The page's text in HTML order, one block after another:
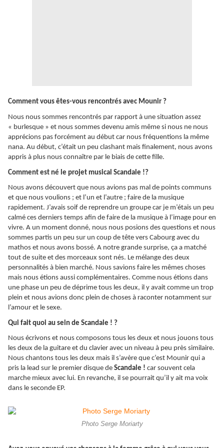
Comment vous êtes-vous rencontrés avec Mounir ?
Nous nous sommes rencontrés par rapport à une situation assez
« burlesque » et nous sommes devenu amis même si nous ne nous
apprécions pas forcément au début car nous fréquentions la même
nana. Au début, c’était un peu clashant mais finalement, nous avons
appris à plus nous connaître par le biais de cette fille.
Comment est né le projet musical Scandale !?
Nous avons découvert que nous avions pas mal de points communs
et que nous voulions ; et l’un et l’autre ; faire de la musique
rapidement. J’avais soif de reprendre un groupe car je m’étais un peu
calmé ces derniers temps afin de faire de la musique à l’image pour en
vivre. A un moment donné, nous nous posions des questions et nous
sommes partis un peu sur un coup de tête vers Cabourg avec du
mathos et nous avons bossé. A notre grande surprise, ça a matché
tout de suite et des morceaux sont nés. Le mélange des deux
personnalités à bien marché. Nous savions faire les mêmes choses
mais nous étions aussi complémentaires. Comme nous étions dans
une phase un peu de déprime tous les deux, il y avait comme un trop
plein et nous avions donc plein de choses à raconter notamment sur
l’amour et le sexe.
Qui fait quoi au sein de Scandale ! ?
Nous écrivons et nous composons tous les deux et nous jouons tous
les deux de la guitare et du clavier avec un niveau à peu près similaire.
Nous chantons tous les deux mais il s’avère que c’est Mounir qui a
pris la lead sur le premier disque de Scandale ! car souvent cela
marche mieux avec lui. En revanche, il se pourrait qu’il y ait ma voix
dans le seconde EP.
Photo Serge Moriarty